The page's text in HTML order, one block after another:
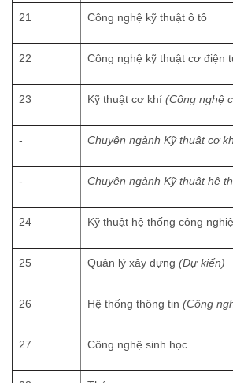
21 Công nghệ kỹ thuật ô tô
22 Công nghệ kỹ thuật cơ điện
23 Kỹ thuật cơ khí (Công nghệ
- Chuyên ngành Kỹ thuật cơ
- Chuyên ngành Kỹ thuật hệ
24 Kỹ thuật hệ thống công
25 Quản lý xây dựng (Dự kiến)
26 Hệ thống thông tin (Công
27 Công nghệ sinh học